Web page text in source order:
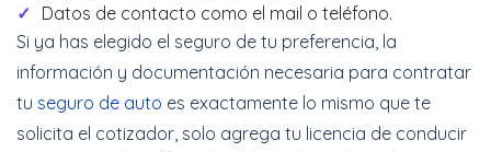
Datos de contacto como el mail o teléfono.
Si ya has elegido el seguro de tu preferencia, la
información y documentación necesaria para contratar
tu seguro de auto es exactamente lo mismo que te
solicita el cotizador, solo agrega tu licencia de conducir